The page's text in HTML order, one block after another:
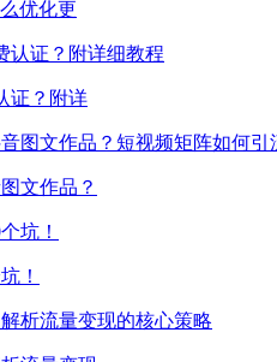
优化更
证？附详
文作品？
！